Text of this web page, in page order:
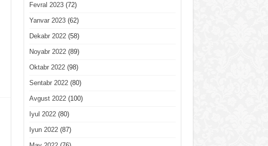
Fevral 2023(72)
Yanvar 2023(62)
Dekabr 2022(58)
Noyabr 2022(89)
Oktabr 2022(98)
Sentabr 2022(80)
Avgust 2022(100)
Iyul 2022(80)
Iyun 2022(87)